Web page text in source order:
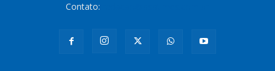
Contato: